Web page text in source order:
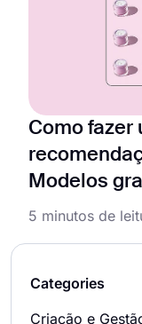
Como fazer
Modelos
5 minutos de
Categories
Criação e